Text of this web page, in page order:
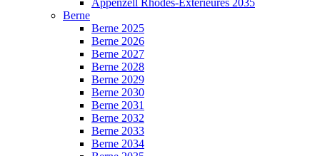
Appenzell Rhodes-Extérieures 2035
Berne
Berne 2025
Berne 2026
Berne 2027
Berne 2028
Berne 2029
Berne 2030
Berne 2031
Berne 2032
Berne 2033
Berne 2034